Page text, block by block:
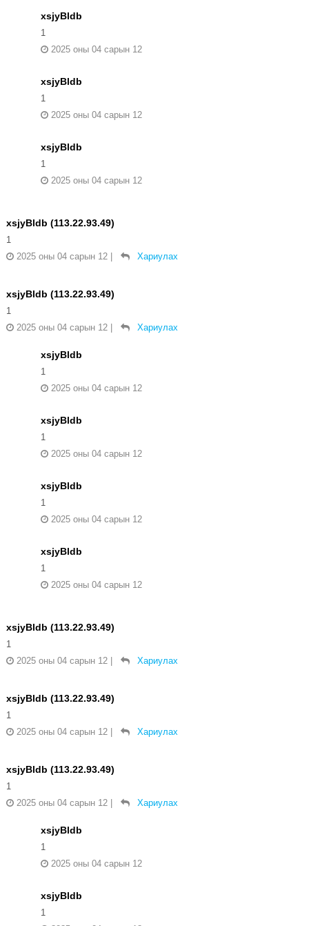
xsjyBldb
1
2025 оны 04 сарын 12
xsjyBldb
1
2025 оны 04 сарын 12
xsjyBldb
1
2025 оны 04 сарын 12
xsjyBldb (113.22.93.49)
1
2025 оны 04 сарын 12
Хариулах
xsjyBldb (113.22.93.49)
1
2025 оны 04 сарын 12
Хариулах
xsjyBldb
1
2025 оны 04 сарын 12
xsjyBldb
1
2025 оны 04 сарын 12
xsjyBldb
1
2025 оны 04 сарын 12
xsjyBldb
1
2025 оны 04 сарын 12
xsjyBldb (113.22.93.49)
1
2025 оны 04 сарын 12
Хариулах
xsjyBldb (113.22.93.49)
1
2025 оны 04 сарын 12
Хариулах
xsjyBldb (113.22.93.49)
1
2025 оны 04 сарын 12
Хариулах
xsjyBldb
1
2025 оны 04 сарын 12
xsjyBldb
1